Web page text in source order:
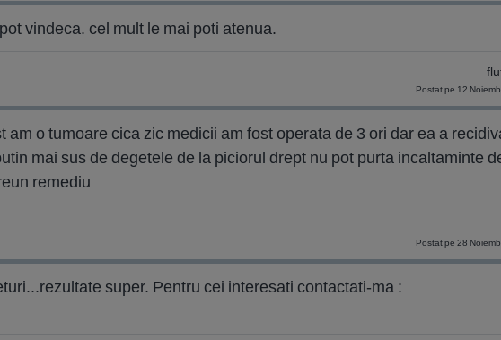
vindeca. cel mult le mai poti atenua.
Postat pe 12
o tumoare cica zic medicii am fost operata de 3 ori dar ea a
mai sus de degetele de la piciorul drept nu pot purta incaltaminte
remediu
Postat pe 28
super. Pentru cei interesati contactati-ma :